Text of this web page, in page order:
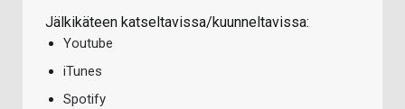
Jälkikäteen katseltavissa/kuunneltavissa:
Youtube
iTunes
Spotify